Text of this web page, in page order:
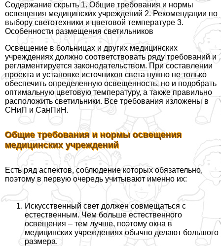
Содержание скрыть 1. Общие требования и нормы
освещения медицинских учреждений 2. Рекомендации по
выбору светотехники и цветовой температуре 3.
Особенности размещения светильников
Освещение в больницах и других медицинских
учреждениях должно соответствовать ряду требований и
регламентируется законодательством. При составлении
проекта и установке источников света нужно не только
обеспечить определенную освещенность, но и подобрать
оптимальную цветовую температуру, а также правильно
расположить светильники. Все требования изложены в
СНиП и СанПиН.
Общие требования и нормы освещения
медицинских учреждений
Есть ряд аспектов, соблюдение которых обязательно,
поэтому в первую очередь учитывают именно их:
Искусственный свет должен совмещаться с
естественным. Чем больше естественного
освещения – тем лучше, поэтому окна в
медицинских учреждениях обычно делают большого
размера.